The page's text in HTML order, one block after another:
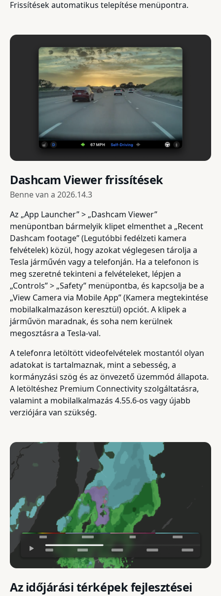
Frissítések automatikus telepítése menüpontra.
Dashcam Viewer frissítések
Benne van a 2026.14.3
Az „App Launcher” > „Dashcam Viewer”
menüpontban bármelyik klipet elmenthet a „Recent
Dashcam footage” (Legutóbbi fedélzeti kamera
felvételek) közül, hogy azokat véglegesen tárolja a
Tesla járművén vagy a telefonján. Ha a telefonon is
meg szeretné tekinteni a felvételeket, lépjen a
„Controls” > „Safety” menüpontba, és kapcsolja be a
„View Camera via Mobile App” (Kamera megtekintése
mobilalkalmazáson keresztül) opciót. A klipek a
járművön maradnak, és soha nem kerülnek
megosztásra a Tesla-val.
A telefonra letöltött videofelvételek mostantól olyan
adatokat is tartalmaznak, mint a sebesség, a
kormányzási szög és az önvezető üzemmód állapota.
A letöltéshez Premium Connectivity szolgáltatásra,
valamint a mobilalkalmazás 4.55.6-os vagy újabb
verziójára van szükség.
Az időjárási térképek fejlesztései